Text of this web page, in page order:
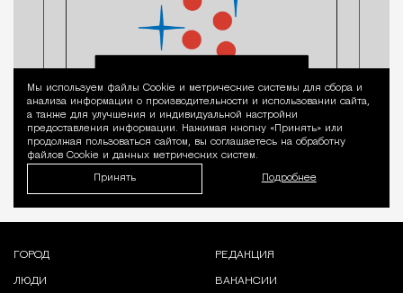
Уведомление
Мы используем файлы Сookie и метрические системы для сбора и
анализа информации о производительности и использовании сайта,
а также для улучшения и индивидуальной настройки
предоставления информации. Нажимая кнопку «Принять» или
продолжая пользоваться сайтом, вы соглашаетесь на обработку
файлов Cookie и данных метрических систем.
Принять Подробнее
ГОРОД
ЛЮДИ
РЕДАКЦИЯ
ВАКАНСИИ